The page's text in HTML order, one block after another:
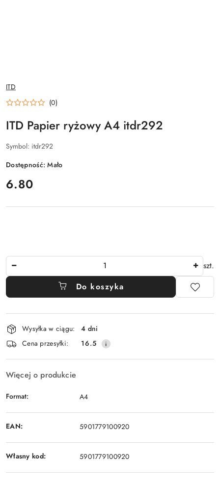
NAZWA
PRODUCENTA:
ITD
(0)
ITD Papier ryżowy A4 itdr292
Symbol: itdr292
Dostępność:Mało
cena:
6.80
szt.
Do koszyka
Dostępność
i
dostawa
Wysyłka w ciągu:
4 dni
Cena przesyłki:
16.5
Więcej o produkcie
Format: A4
EAN: 5901779100920
Własny kod: 5901779100920